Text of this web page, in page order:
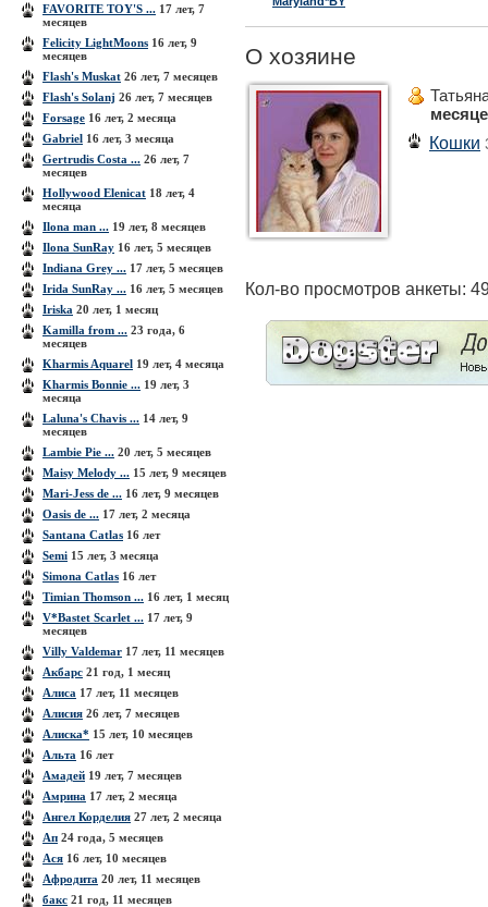
FAVORITE TOY'S ... 17 лет, 7
месяцев
Felicity LightMoons 16 лет, 9
месяцев
Flash's Muskat 26 лет, 7 месяцев
Flash's Solanj 26 лет, 7 месяцев
Forsage 16 лет, 2 месяца
Gabriel 16 лет, 3 месяца
Gertrudis Costa ... 26 лет, 7
месяцев
Hollywood Elenicat 18 лет, 4
месяца
Ilona man ... 19 лет, 8 месяцев
Ilona SunRay 16 лет, 5 месяцев
Indiana Grey ... 17 лет, 5 месяцев
Irida SunRay ... 16 лет, 5 месяцев
Iriska 20 лет, 1 месяц
Kamilla from ... 23 года, 6
месяцев
Kharmis Aquarel 19 лет, 4 месяца
Kharmis Bonnie ... 19 лет, 3
месяца
Laluna's Chavis ... 14 лет, 9
месяцев
Lambie Pie ... 20 лет, 5 месяцев
Maisy Melody ... 15 лет, 9 месяцев
Mari-Jess de ... 16 лет, 9 месяцев
Oasis de ... 17 лет, 2 месяца
Santana Catlas 16 лет
Semi 15 лет, 3 месяца
Simona Catlas 16 лет
Timian Thomson ... 16 лет, 1 месяц
V*Bastet Scarlet ... 17 лет, 9
месяцев
Villy Valdemar 17 лет, 11 месяцев
Акбарс 21 год, 1 месяц
Алиса 17 лет, 11 месяцев
Алисия 26 лет, 7 месяцев
Алиска* 15 лет, 10 месяцев
Альта 16 лет
Амадей 19 лет, 7 месяцев
Амрина 17 лет, 2 месяца
Ангел Корделия 27 лет, 2 месяца
Ап 24 года, 5 месяцев
Ася 16 лет, 10 месяцев
Афродита 20 лет, 11 месяцев
бакс 21 год, 11 месяцев
О хозяине
Кошки
Кол-во просмотров анкеты: